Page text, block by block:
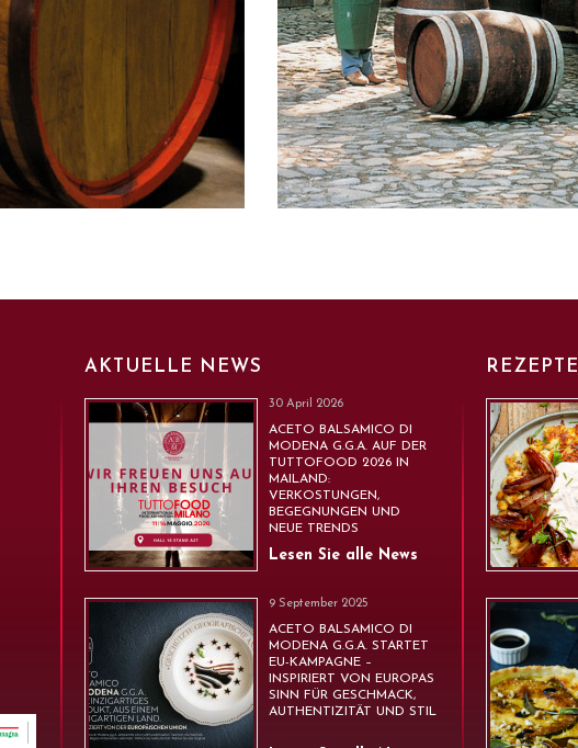
AKTUELLE NEWS
30 April 2026
ACETO BALSAMICO DI
MODENA G.G.A. AUF DER
TUTTOFOOD 2026 IN
MAILAND:
VERKOSTUNGEN,
BEGEGNUNGEN UND
NEUE TRENDS
Lesen Sie alle News
9 September 2025
ACETO BALSAMICO DI
MODENA G.G.A. STARTET
EU-KAMPAGNE –
INSPIRIERT VON EUROPAS
SINN FÜR GESCHMACK,
AUTHENTIZITÄT UND STIL
REZEPTE